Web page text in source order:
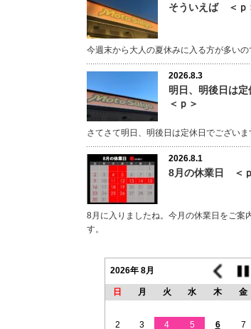
そういえば ＜ｐ
今週末から大人の夏休みに入る方が多いの
2026.8.3
明日、明後日は
＜ｐ＞
さてさて明日、明後日は定休日でございま
2026.8.1
8月の休業日 ＜
8月に入りましたね。今月の休業日をご案
す。
2026年 8月
日 月 火 水 木 金
2
3 4 5 6 7